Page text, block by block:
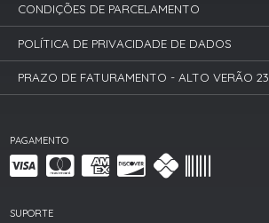
PAGAMENTO
SUPORTE
CONDIÇÕES DE PARCELAMENTO
POLÍTICA DE PRIVACIDADE DE DADOS
PRAZO DE FATURAMENTO - ALTO VERÃO 23